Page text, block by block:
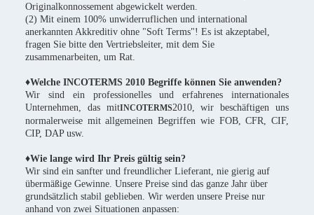
Originalkonnossement abgewickelt werden.
(2) Mit einem 100% unwiderruflichen und international
anerkannten Akkreditiv ohne "Soft Terms"! Es ist akzeptabel,
fragen Sie bitte den Vertriebsleiter, mit dem Sie
zusammenarbeiten, um Rat.
♦Welche INCOTERMS 2010 Begriffe können Sie anwenden?
Wir sind ein professionelles und erfahrenes internationales
Unternehmen, das mitINCOTERMS2010, wir beschäftigen uns
normalerweise mit allgemeinen Begriffen wie FOB, CFR, CIF,
CIP, DAP usw.
♦Wie lange wird Ihr Preis gültig sein?
Wir sind ein sanfter und freundlicher Lieferant, nie gierig auf
übermäßige Gewinne. Unsere Preise sind das ganze Jahr über
grundsätzlich stabil geblieben. Wir werden unsere Preise nur
anhand von zwei Situationen anpassen: